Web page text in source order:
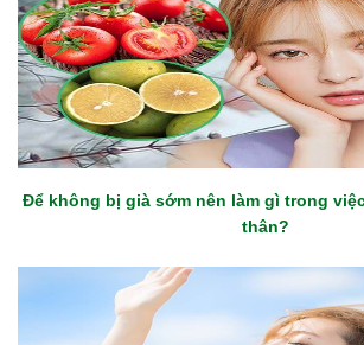
Để không bị già sớm nên làm gì trong
thân?